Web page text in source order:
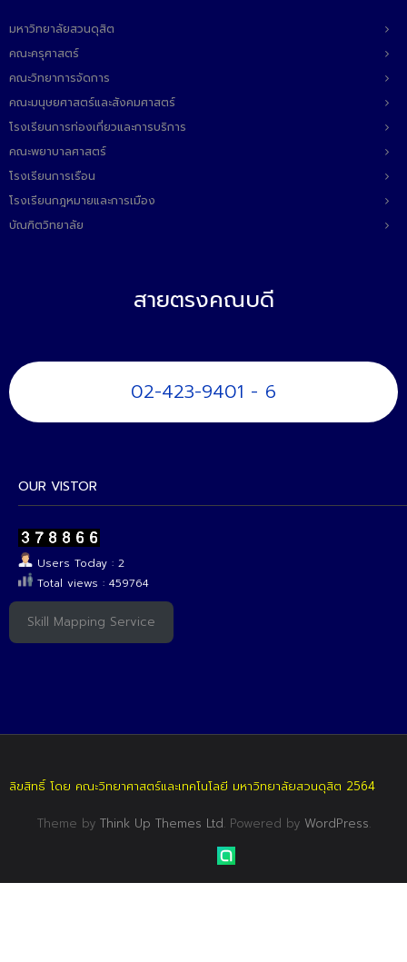
มหาวิทยาลัยสวนดุสิต
คณะครุศาสตร์
คณะวิทยาการจัดการ
คณะมนุษยศาสตร์และสังคมศาสตร์
โรงเรียนการท่องเที่ยวและการบริการ
คณะพยาบาลศาสตร์
โรงเรียนการเรือน
โรงเรียนกฎหมายและการเมือง
บัณฑิตวิทยาลัย
สายตรงคณบดี
02-423-9401 - 6
OUR VISTOR
Users Today : 2
Total views : 459764
Skill Mapping Service
ลิขสิทธิ์ โดย คณะวิทยาศาสตร์และเทคโนโลยี มหาวิทยาลัยสวนดุสิต 2564
Theme by Think Up Themes Ltd. Powered by WordPress.